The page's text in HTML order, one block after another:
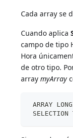
Cada array se
Cuando aplica
campo de tipo
Hora
de otro tipo.
arraymyArray
ARRAY